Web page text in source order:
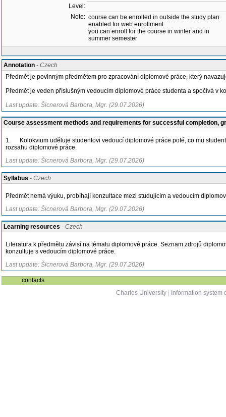
Level:
Note: course can be enrolled in outside the study plan
enabled for web enrollment
you can enroll for the course in winter and in
summer semester
Annotation - Czech
Předmět je povinným předmětem pro zpracování diplomové práce, který
Předmět je veden příslušným vedoucím diplomové práce studenta a spočívá v
Last update: Šicnerová Barbora, Mgr. (29.07.2026)
Course assessment methods and requirements for successful completion,
1. Kolokvium uděluje studentovi vedoucí diplomové práce poté, co mu
rozsahu diplomové práce.
Last update: Šicnerová Barbora, Mgr. (29.07.2026)
Syllabus - Czech
Předmět nemá výuku, probíhají konzultace mezi studujícím a vedoucím
Last update: Šicnerová Barbora, Mgr. (29.07.2026)
Learning resources - Czech
Literatura k předmětu závisí na tématu diplomové práce. Seznam zdrojů
konzultuje s vedoucím diplomové práce.
Last update: Šicnerová Barbora, Mgr. (29.07.2026)
contacts
Charles University
Information